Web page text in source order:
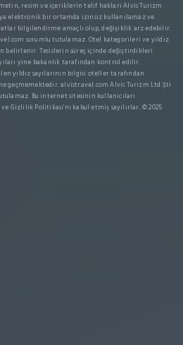
resim ve içeriklerin telif hakları Alvis Turizm
elektronik bir ortamda izinsiz kullanılamaz ve
bilgilendirme amaçlı olup, değişiklik arz edebilir.
sorumlu tutulamaz. Otel kategorileri ve yıldız
belirlenir. Tesislerin süreç içinde değiştirdikleri
yine bakanlık tarafından kontrol edilir.
yıldız sayılarının bilgisi oteller tarafından
geçmemektedir. alvistravel.com Alvis Turizm Ltd.Şti
Bu internet sitesinin kullanıcıları
Gizlilik Politikası'nı kabul etmiş sayılırlar. © 2025